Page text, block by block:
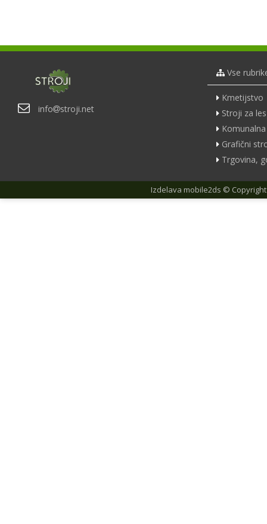
info stroji.net
Vse
Kmetijstvo
Stroji za les
Grafični
Trgovina,
Izdelava mobile2ds ©